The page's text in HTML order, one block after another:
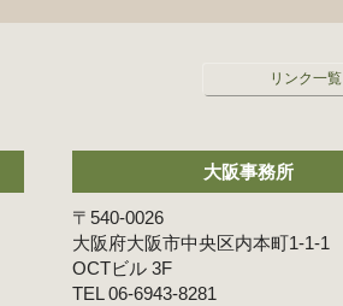
リンク一覧
大阪事務所
〒540-0026
大阪府大阪市中央区内本町1-1-1
OCTビル 3F
06-6943-8281